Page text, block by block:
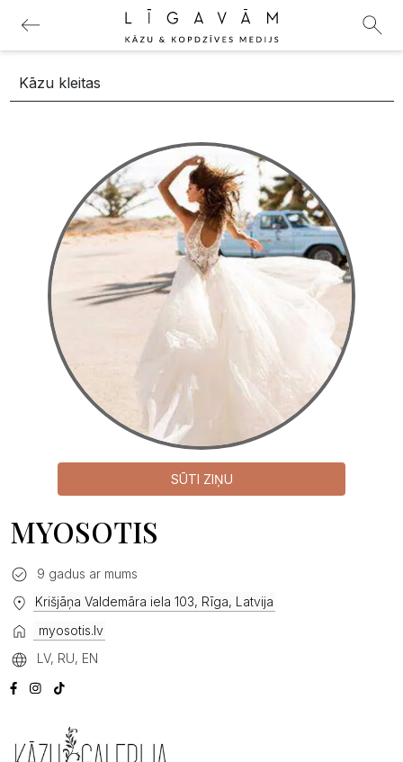
SŪTI ZIŅU
MYOSOTIS
9 gadus ar mums
Krišjāņa Valdemāra iela 103, Rīga, Latvija
myosotis.lv
LV, RU, EN